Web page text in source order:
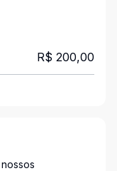
R$ 200,00